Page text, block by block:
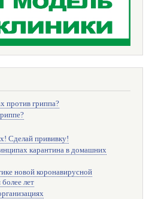
против гриппа?
Сделай прививку!
карантина в домашних
новой коронавирусной
лет